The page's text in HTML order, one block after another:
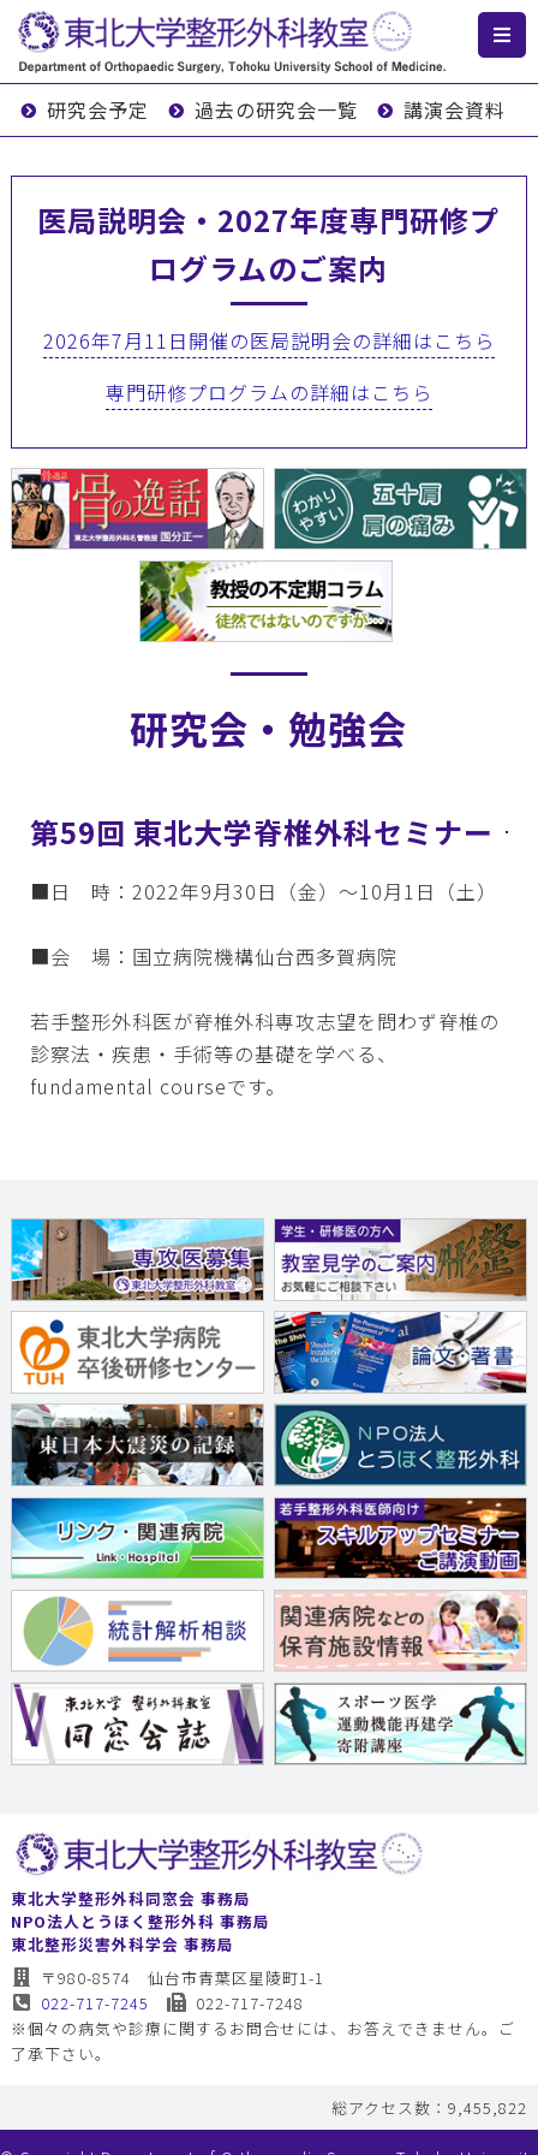
研究会予定 過去の研究会一覧 講演会資料
医局説明会・2027年度専門研修プ
ログラムのご案内
2026年7月11日開催の医局説明会の詳細はこちら
専門研修プログラムの詳細はこちら
研究会・勉強会
第59回 東北大学脊椎外科セミナー
■日 時：2022年9月30日（金）～10月1日（土）
■会 場：国立病院機構仙台西多賀病院
若手整形外科医が脊椎外科専攻志望を問わず脊椎の
診察法・疾患・手術等の基礎を学べる、
fundamental courseです。
東北大学整形外科同窓会 事務局
NPO法人とうほく整形外科 事務局
東北整形災害外科学会 事務局
〒980-8574 仙台市青葉区星陵町1-1
022-717-7245
022-717-7248
※個々の病気や診療に関するお問合せには、お答えできません。ご
了承下さい。
総アクセス数：9,455,822